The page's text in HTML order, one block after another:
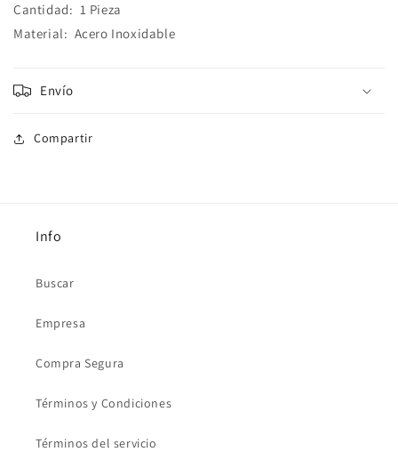
Cantidad: 1 Pieza
Material: Acero Inoxidable
Envío
Compartir
Info
Buscar
Empresa
Compra Segura
Términos y Condiciones
Términos del servicio